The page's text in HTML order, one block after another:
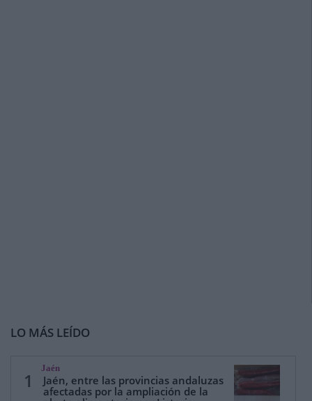
LO MÁS LEÍDO
1
Jaén
Jaén, entre las provincias andaluzas
afectadas por la ampliación de la